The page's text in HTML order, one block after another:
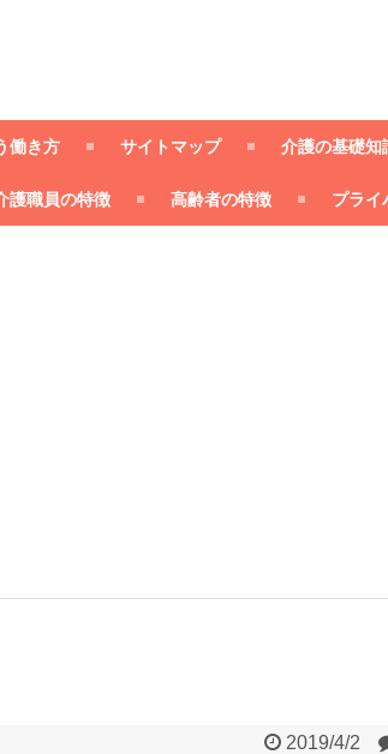
働き方 サイトマップ 介護の基礎知
護職員の特徴 高齢者の特徴 プライ
2019/4/2